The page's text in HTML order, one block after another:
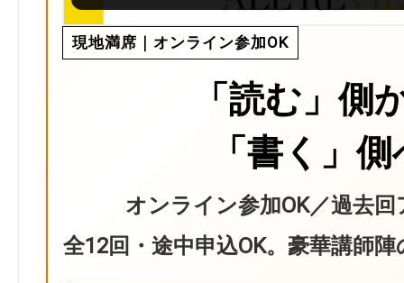
現地満席｜オンライン参加OK
「読む」側
「書く」
オンライン参加OK／過去
全12回・途中申込OK。豪華講師